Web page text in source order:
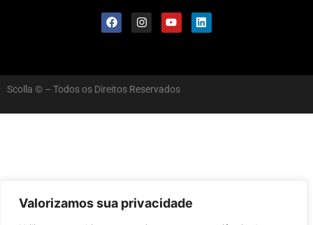
Valorizamos sua privacidade
Scolla © – Todos os Direitos Reservados